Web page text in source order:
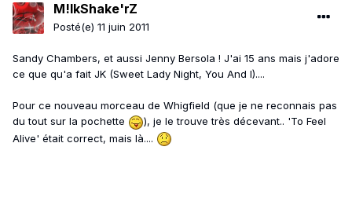
M!lkShake'rZ
Posté(e) 11 juin 2011
Sandy Chambers, et aussi Jenny Bersola ! J'ai 15 ans mais j'adore
ce que qu'a fait JK (Sweet Lady Night, You And I)....
Pour ce nouveau morceau de Whigfield (que je ne reconnais pas
du tout sur la pochette
), je le trouve très décevant.. 'To Feel
Alive' était correct, mais là....